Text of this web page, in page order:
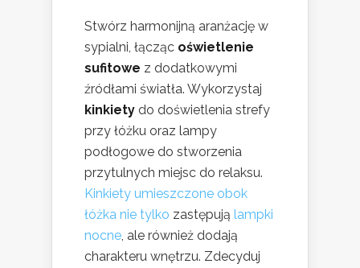
Stwórz harmonijną aranżację w
sypialni, łącząc oświetlenie
sufitowe z dodatkowymi
źródłami światła. Wykorzystaj
kinkiety do doświetlenia strefy
przy łóżku oraz lampy
podłogowe do stworzenia
przytulnych miejsc do relaksu.
Kinkiety umieszczone obok
łóżka nie tylko zastępują lampki
nocne, ale również dodają
charakteru wnętrzu. Zdecyduj